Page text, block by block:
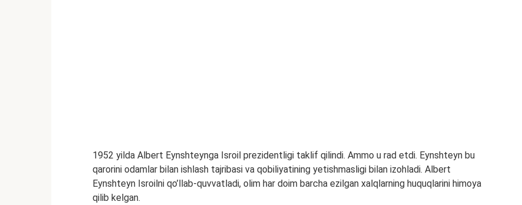
1952 yilda Albert Eynshteynga Isroil prezidentligi taklif qilindi. Ammo u rad etdi. Eynshteyn bu
qarorini odamlar bilan ishlash tajribasi va qobiliyatining yetishmasligi bilan izohladi. Albert
Eynshteyn Isroilni qo’llab-quvvatladi, olim har doim barcha ezilgan xalqlarning huquqlarini himoya
qilib kelgan.